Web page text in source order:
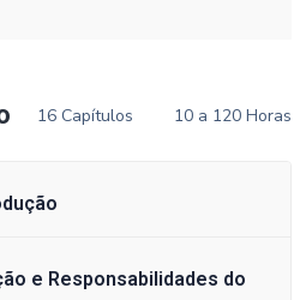
16 Capítulos 10 a 120 Horas
e Responsabilidades do